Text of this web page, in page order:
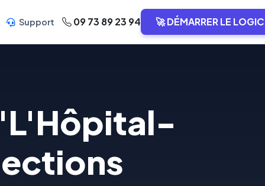
Support 09 73 89 23 94 🚀 DÉMARRER LE